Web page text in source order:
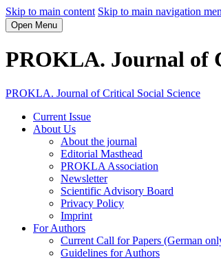
Skip to main content Skip to main navigation
Open Menu
PROKLA. Journal of
PROKLA. Journal of Critical Social Science
Current Issue
About Us
About the journal
Editorial Masthead
PROKLA Association
Newsletter
Scientific Advisory Board
Privacy Policy
Imprint
For Authors
Current Call for Papers (German
Guidelines for Authors